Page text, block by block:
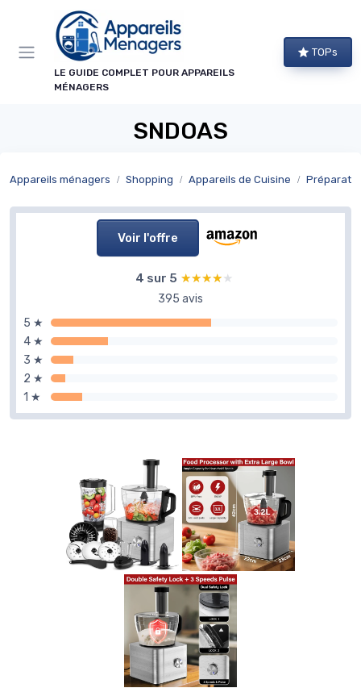
LE GUIDE COMPLET POUR APPAREILS
MÉNAGERS
TOPs
SNDOAS
Appareils ménagers Shopping Appareils de Cuisine
Voir l'offre
4 sur 5 ★★★★★
★★★★★
395 avis
5 ★
4 ★
3 ★
2 ★
1 ★
Panneau de gestion des cookies